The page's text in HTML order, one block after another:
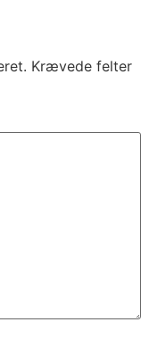
Krævede felter